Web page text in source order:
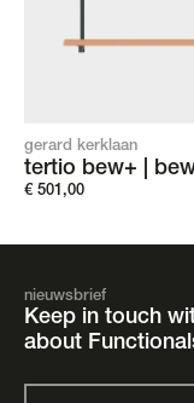
gerard kerklaan
tertio bew+ |
€ 501,00
nieuwsbrief
Keep in touch
about